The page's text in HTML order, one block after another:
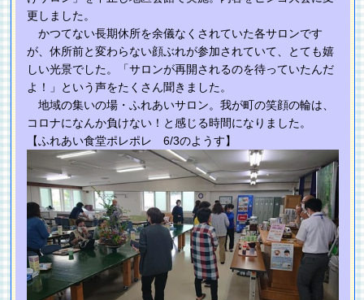
更しました。
かつてない長期休所を余儀なくされていた各サロンです
が、休所前と変わらない顔ぶれが参加されていて、とても嬉
しい光景でした。「サロンが再開されるのを待っていたんだ
よ！」という声をたくさん聞きました。
地域の集いの場・ふれあいサロン。我が町の笑顔の輪は、
コロナになんか負けない！と感じる時間になりました。
【ふれあい食堂ポレポレ 6/3のようす】